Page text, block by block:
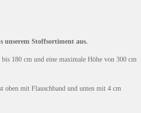
unserem Stoffsortiment aus.
180 cm und eine maximale Höhe von 300 cm
oben mit Flauschband und unten mit 4 cm